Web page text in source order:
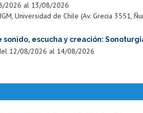
2026 al 13/08/2026
Universidad de Chile (Av. Grecia 3551,
escucha y creación:
12/08/2026 al 14/08/2026